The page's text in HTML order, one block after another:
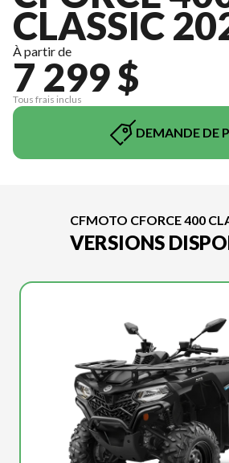
CLASSIC
À partir de
7 299 $
Tous frais inclus
DEMANDE DE
CFMOTO CFORCE 400
VERSIONS